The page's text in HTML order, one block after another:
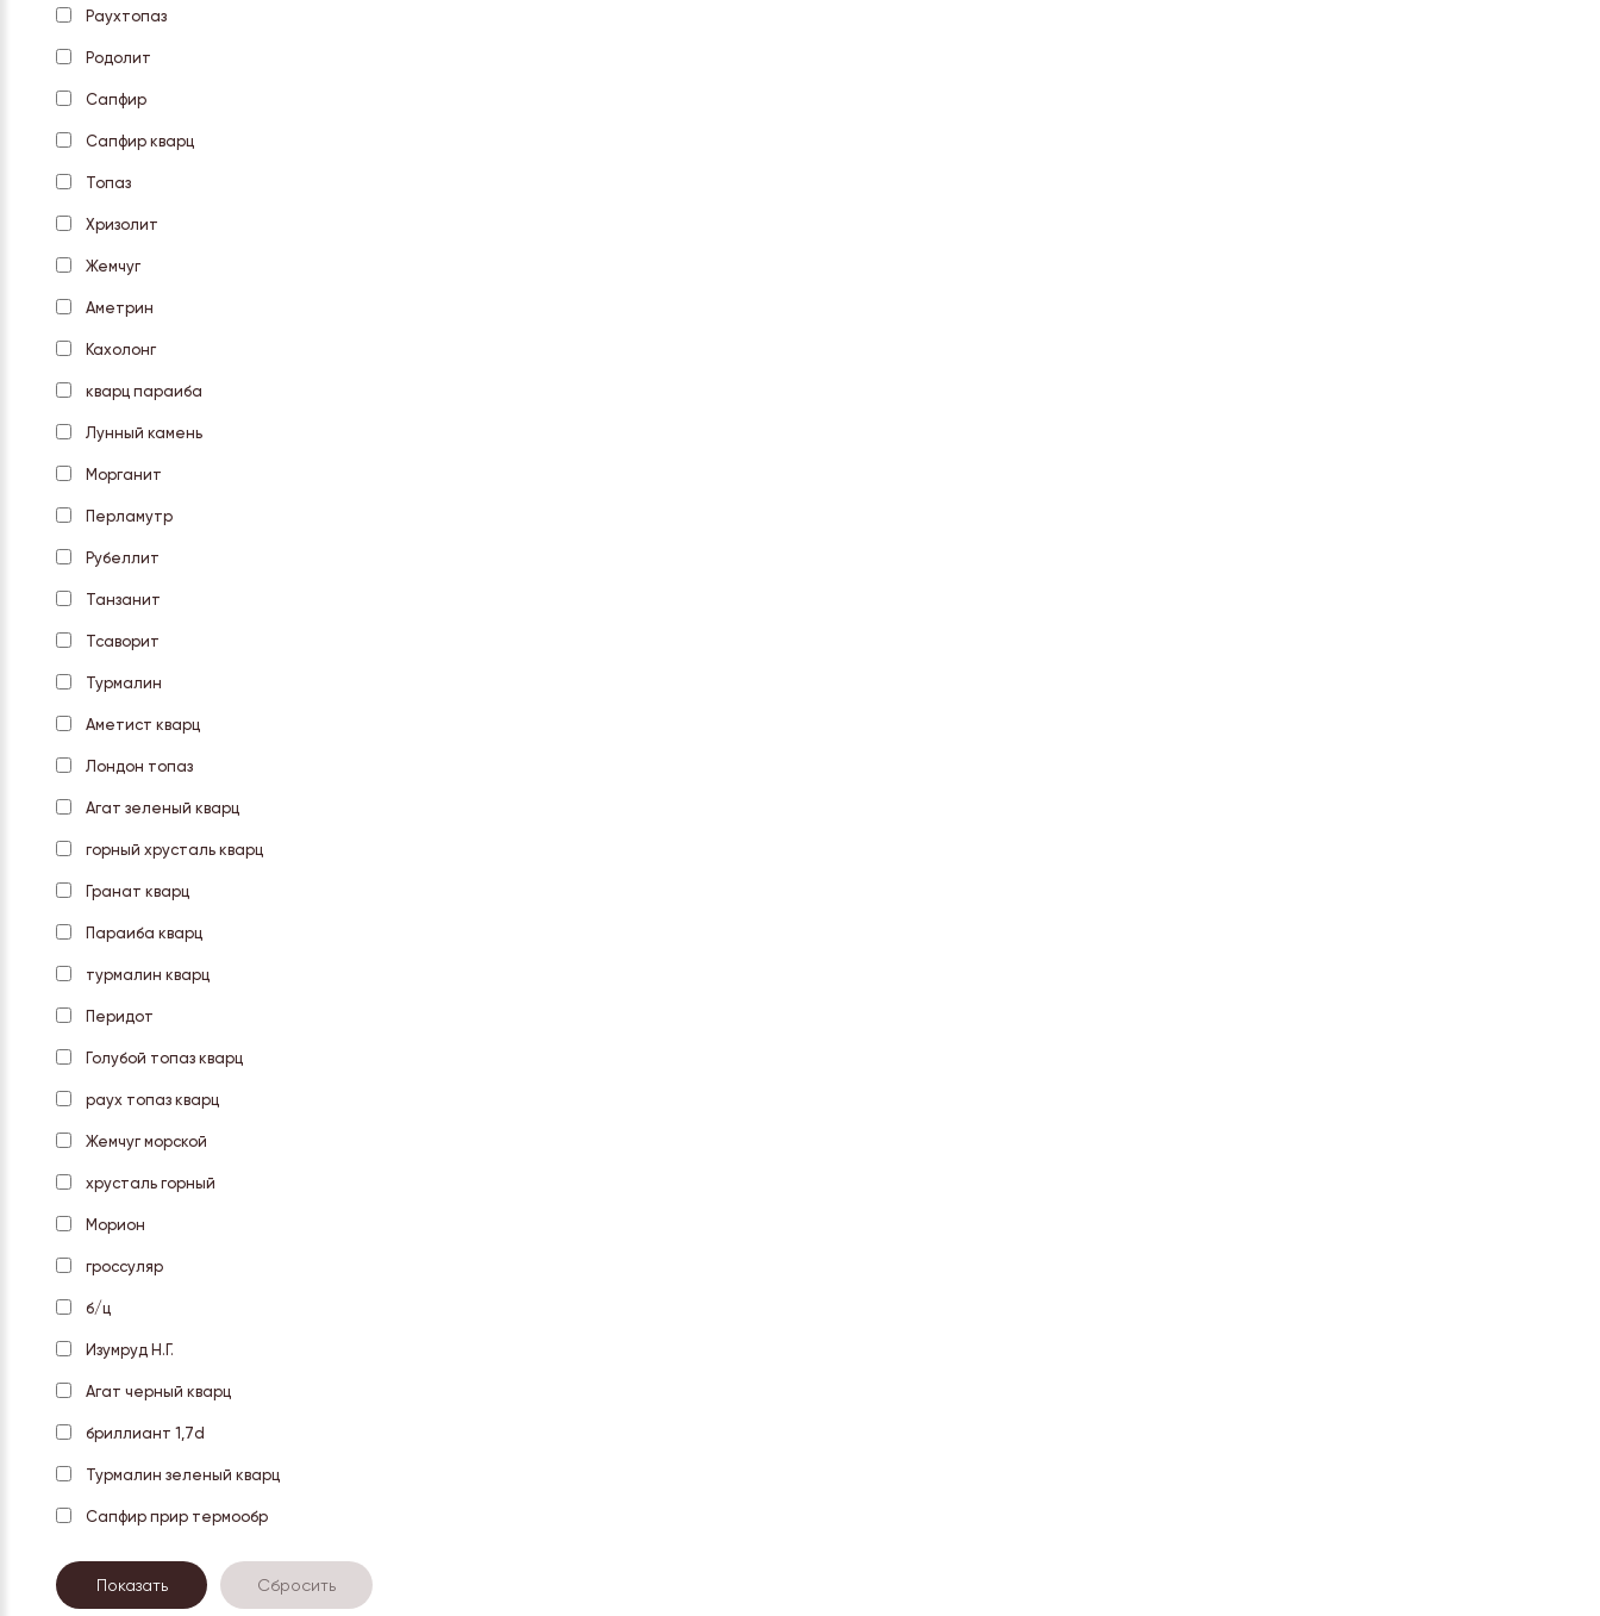
Раухтопаз
Родолит
Сапфир
Сапфир кварц
Топаз
Хризолит
Жемчуг
Аметрин
Кахолонг
кварц параиба
Лунный камень
Морганит
Перламутр
Рубеллит
Танзанит
Тсаворит
Турмалин
Аметист кварц
Лондон топаз
Агат зеленый кварц
горный хрусталь кварц
Гранат кварц
Параиба кварц
турмалин кварц
Перидот
Голубой топаз кварц
раух топаз кварц
Жемчуг морской
хрусталь горный
Морион
гроссуляр
б/ц
Изумруд Н.Г.
Агат черный кварц
бриллиант 1,7d
Турмалин зеленый кварц
Сапфир прир термообр